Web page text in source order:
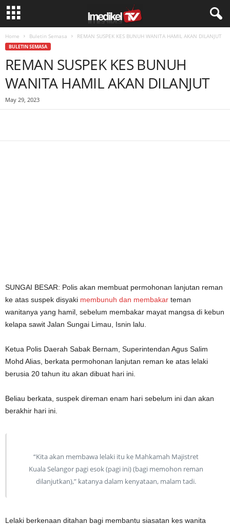
Home Buletin Semasa REMAN SUSPEK KES BUNUH WANITA HAMIL AKAN DILANJUT
BULETIN SEMASA
REMAN SUSPEK KES BUNUH
WANITA HAMIL AKAN DILANJUT
May 29, 2023
SUNGAI BESAR: Polis akan membuat permohonan lanjutan reman
ke atas suspek disyaki membunuh dan membakar teman
wanitanya yang hamil, sebelum membakar mayat mangsa di kebun
kelapa sawit Jalan Sungai Limau, Isnin lalu.
Ketua Polis Daerah Sabak Bernam, Superintendan Agus Salim
Mohd Alias, berkata permohonan lanjutan reman ke atas lelaki
berusia 20 tahun itu akan dibuat hari ini.
Beliau berkata, suspek direman enam hari sebelum ini dan akan
berakhir hari ini.
“Kita akan membawa lelaki itu ke Mahkamah Majistret
Kuala Selangor pagi esok (pagi ini) (bagi memohon reman
dilanjutkan),” katanya dalam kenyataan, malam tadi.
Lelaki berkenaan ditahan bagi membantu siasatan kes wanita